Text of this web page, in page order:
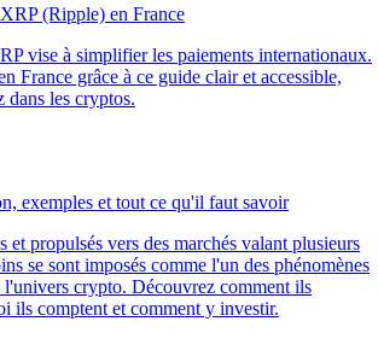
(Ripple) en France
vise à simplifier les paiements internationaux.
France grâce à ce guide clair et accessible,
dans les cryptos.
exemples et tout ce qu'il faut savoir
et propulsés vers des marchés valant plusieurs
se sont imposés comme l'un des phénomènes
l'univers crypto. Découvrez comment ils
ils comptent et comment y investir.